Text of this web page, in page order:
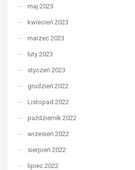
maj 2023
kwiecień 2023
marzec 2023
luty 2023
styczeń 2023
grudzień 2022
Listopad 2022
październik 2022
wrzesień 2022
sierpień 2022
lipiec 2022